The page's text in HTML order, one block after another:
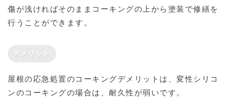
傷が浅ければそのままコーキングの上から塗装で修繕を
行うことができます。
デメリット
屋根の応急処置のコーキングデメリットは、変性シリコ
ンのコーキングの場合は、耐久性が弱いです。